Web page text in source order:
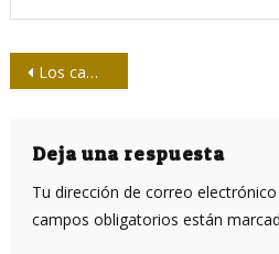
Navegación
entradas
Los cambios climáticos en la génesis del género Homo
Deja una respuesta
Tu dirección de correo
campos obligatorios están